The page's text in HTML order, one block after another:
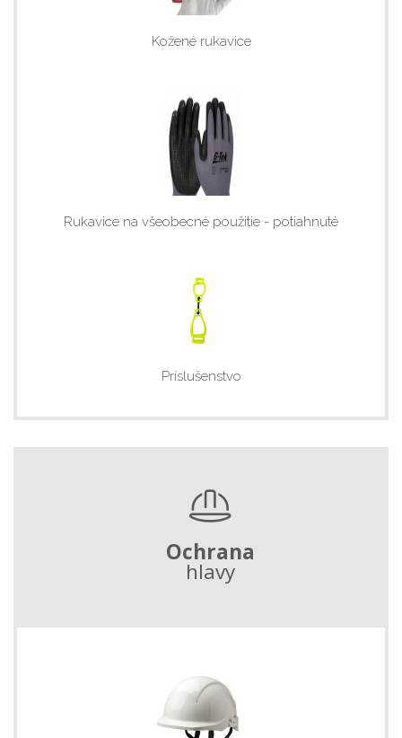
Kožené rukavice
Rukavice na všeobecné použitie - potiahnuté
Príslušenstvo
Ochrana
hlavy